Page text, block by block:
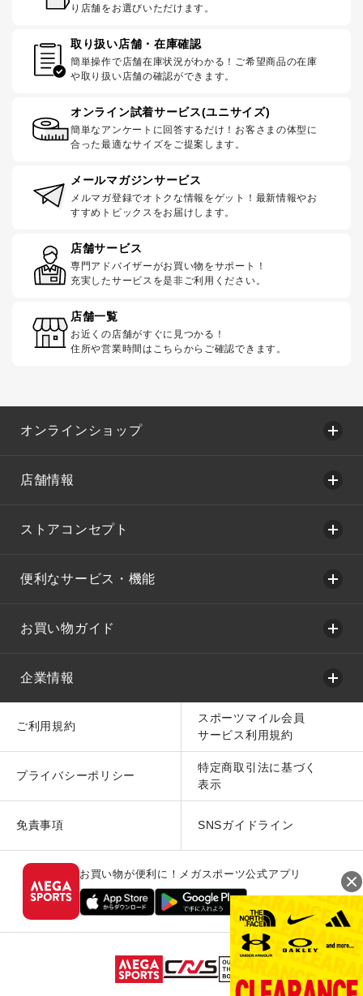
り店舗をお選びいただけます。
取り扱い店舗・在庫確認
簡単操作で店舗在庫状況がわかる！ご希望商品の在庫
や取り扱い店舗の確認ができます。
オンライン試着サービス(ユニサイズ)
簡単なアンケートに回答するだけ！お客さまの体型に
合った最適なサイズをご提案します。
メールマガジンサービス
メルマガ登録でオトクな情報をゲット！最新情報やお
すすめトピックスをお届けします。
店舗サービス
専門アドバイザーがお買い物をサポート！
充実したサービスを是非ご利用ください。
店舗一覧
お近くの店舗がすぐに見つかる！
住所や営業時間はこちらからご確認できます。
オンラインショップ
店舗情報
ストアコンセプト
便利なサービス・機能
お買い物ガイド
企業情報
ご利用規約
スポーツマイル会員
サービス利用規約
プライバシーポリシー
特定商取引法に基づく
表示
免責事項 SNSガイドライン
お買い物が便利に！メガスポーツ公式アプリ